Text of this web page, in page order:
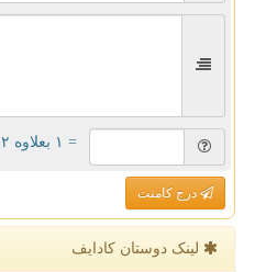
= ۱ بعلاوه ۲
درج کامنت
لینک دوستان كادایف